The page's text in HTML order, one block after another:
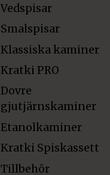
Vedspisar
Smalspisar
Klassiska kaminer
Kratki PRO
Dovre
gjutjärnskaminer
Etanolkaminer
Kratki Spiskassett
Tillbehör